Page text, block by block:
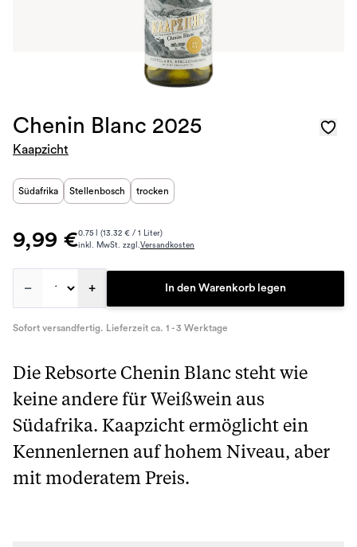
Chenin Blanc 2025
Kaapzicht
Südafrika Stellenbosch trocken
9,99 €0.75 l (13.32 € / 1 Liter)
inkl. MwSt. zzgl.Versandkosten
– + In den Warenkorb legen
Sofort versandfertig. Lieferzeit ca. 1 - 3 Werktage
Die Rebsorte Chenin Blanc steht wie
keine andere für Weißwein aus
Südafrika. Kaapzicht ermöglicht ein
Kennenlernen auf hohem Niveau, aber
mit moderatem Preis.